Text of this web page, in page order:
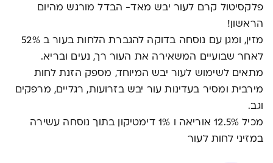
פלקסיטול קרם לעור יבש מאד- הבדל מורגש מהיום
הראשון!
מזין, ומגן עם נוסחה בדוקה להגברת הלחות בעור ב 52%
לאחר שבועיים המשאירה את העור רך, נעים ובריא.
מתאים לשימוש לעור יבש המיוחד, מספק הזנת לחות
מירבית ומסיר בעדינות עור יבש בזרועות, רגליים, מרפקים
וגב.
מכיל 12.5% אוריאה ו 1% דימטיקון בתוך נוסחה עשירה
במזיני לחות לעור